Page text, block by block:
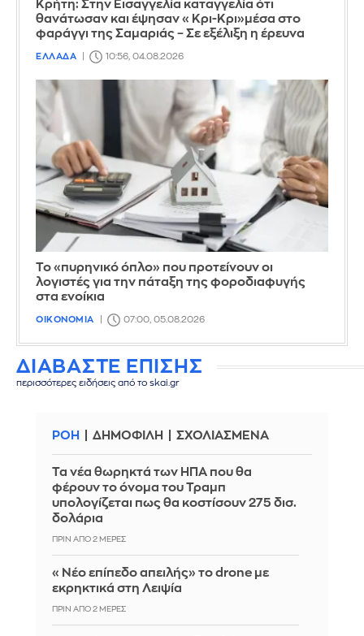
Κρήτη: Στην Εισαγγελία καταγγελία ότι
θανάτωσαν και έψησαν «Κρι-Κρι»μέσα στο
φαράγγι της Σαμαριάς – Σε εξέλιξη η έρευνα
ΕΛΛΑΔΑ 10:56, 04.08.2026
Το «πυρηνικό όπλο» που προτείνουν οι
λογιστές για την πάταξη της φοροδιαφυγής
στα ενοίκια
ΟΙΚΟΝΟΜΙΑ 07:00, 05.08.2026
ΔΙΑΒΑΣΤΕ ΕΠΙΣΗΣ
περισσότερες ειδήσεις από το skai.gr
ΡΟΗ ΔΗΜΟΦΙΛΗ ΣΧΟΛΙΑΣΜΕΝΑ
Τα νέα θωρηκτά των ΗΠΑ που θα
φέρουν το όνομα του Τραμπ
υπολογίζεται πως θα κοστίσουν 275 δισ.
δολάρια
ΠΡΙΝ ΑΠΌ 2 ΜΈΡΕΣ
«Νέο επίπεδο απειλής» το drone με
εκρηκτικά στη Λειψία
ΠΡΙΝ ΑΠΌ 2 ΜΈΡΕΣ